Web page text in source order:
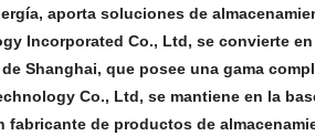
aporta soluciones de
Incorporated Co., Ltd, se convierte
Shanghai, que posee una gama
Co., Ltd, se mantiene en la
fabricante de productos de